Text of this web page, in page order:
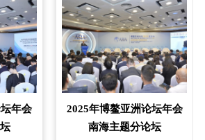
年会
2025年博鳌亚洲论坛年会
南海主题分论坛